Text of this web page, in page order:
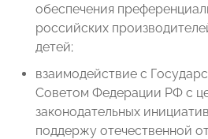
обеспечения
российских
детей;
взаимодействие с
Советом Федерации РФ с
законодательных
поддержу отечественной